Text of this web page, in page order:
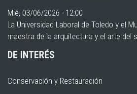
Mié, 03/06/2026 - 12:00
La Universidad Laboral de Toledo y el
maestra de la arquitectura y el arte del
DE INTERÉS
Conservación y Restauración